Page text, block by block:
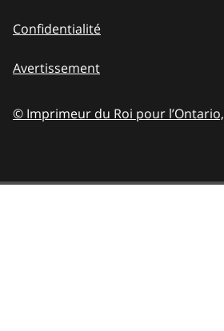
Confidentialité
Avertissement
© Imprimeur du Roi pour l’Ontario,